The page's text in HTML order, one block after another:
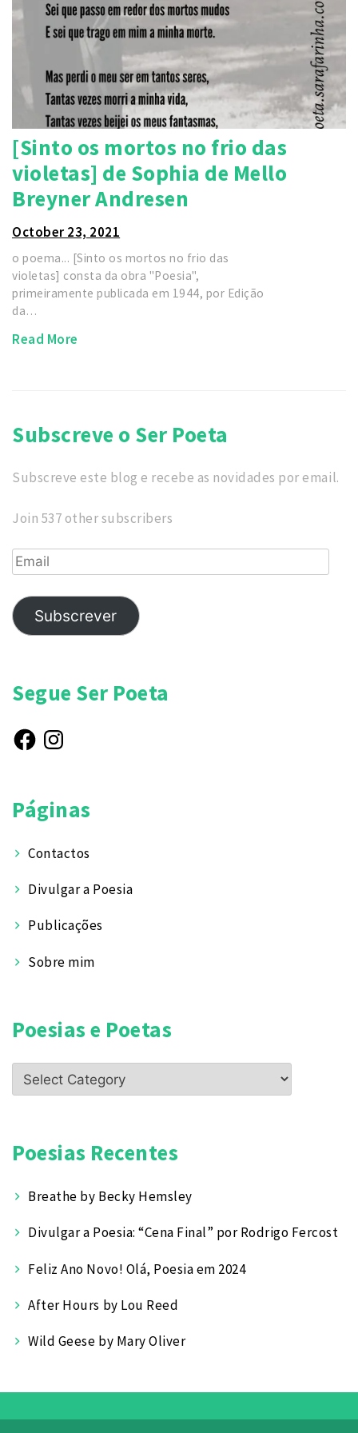
[Sinto os mortos no frio das
violetas] de Sophia de Mello
Breyner Andresen
October 23, 2021
o poema... [Sinto os mortos no frio das
violetas] consta da obra "Poesia",
primeiramente publicada em 1944, por Edição
da…
Read More
Subscreve o Ser Poeta
Subscreve este blog e recebe as novidades por email.
Join 537 other subscribers
Email
Subscrever
Segue Ser Poeta
FacebookInstagram
Páginas
Contactos
Divulgar a Poesia
Publicações
Sobre mim
Poesias e Poetas
Poesias
e
Poesias Recentes
Breathe by Becky Hemsley
Divulgar a Poesia: “Cena Final” por Rodrigo Fercost
Feliz Ano Novo! Olá, Poesia em 2024
After Hours by Lou Reed
Wild Geese by Mary Oliver